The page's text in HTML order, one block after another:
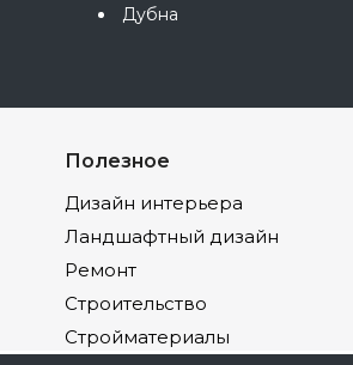
Дубна
Полезное
Дизайн интерьера
Ландшафтный дизайн
Ремонт
Строительство
Стройматериалы